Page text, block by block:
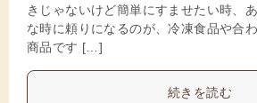
きじゃないけど簡単にすませたい時、
な時に頼りになるのが、冷凍食品や合
商品です […]
続きを読む